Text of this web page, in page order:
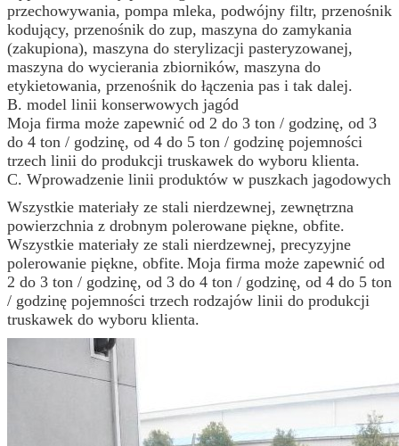
przechowywania, pompa mleka, podwójny filtr, przenośnik
kodujący, przenośnik do zup, maszyna do zamykania
(zakupiona), maszyna do sterylizacji pasteryzowanej,
maszyna do wycierania zbiorników, maszyna do
etykietowania, przenośnik do łączenia pas i tak dalej.
B. model linii konserwowych jagód
Moja firma może zapewnić od 2 do 3 ton / godzinę, od 3
do 4 ton / godzinę, od 4 do 5 ton / godzinę pojemności
trzech linii do produkcji truskawek do wyboru klienta.
C. Wprowadzenie linii produktów w puszkach jagodowych
Wszystkie materiały ze stali nierdzewnej, zewnętrzna
powierzchnia z drobnym polerowane piękne, obfite.
Wszystkie materiały ze stali nierdzewnej, precyzyjne
polerowanie piękne, obfite. Moja firma może zapewnić od
2 do 3 ton / godzinę, od 3 do 4 ton / godzinę, od 4 do 5 ton
/ godzinę pojemności trzech rodzajów linii do produkcji
truskawek do wyboru klienta.